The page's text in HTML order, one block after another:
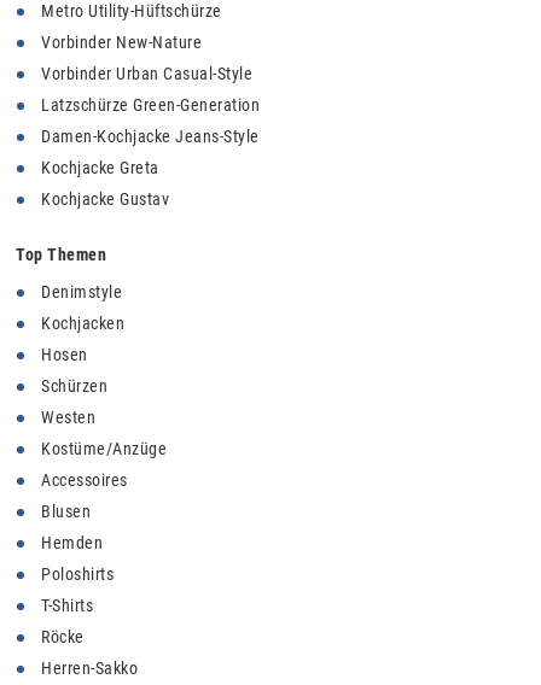
Metro Utility-Hüftschürze
Vorbinder New-Nature
Vorbinder Urban Casual-Style
Latzschürze Green-Generation
Damen-Kochjacke Jeans-Style
Kochjacke Greta
Kochjacke Gustav
Top Themen
Denimstyle
Kochjacken
Hosen
Schürzen
Westen
Kostüme/Anzüge
Accessoires
Blusen
Hemden
Poloshirts
T-Shirts
Röcke
Herren-Sakko